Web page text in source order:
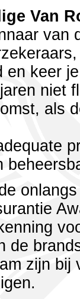
Van
van
en keer
niet
als
de
zijn bij